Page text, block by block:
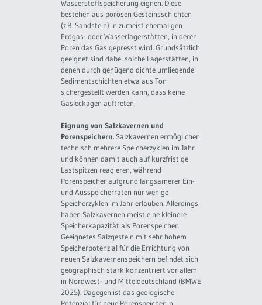
Wasserstoffspeicherung eignen. Diese
bestehen aus porösen Gesteinsschichten
(z.B. Sandstein) in zumeist ehemaligen
Erdgas- oder Wasserlagerstätten, in deren
Poren das Gas gepresst wird. Grundsätzlich
geeignet sind dabei solche Lagerstätten, in
denen durch genügend dichte umliegende
Sedimentschichten etwa aus Ton
sichergestellt werden kann, dass keine
Gasleckagen auftreten.
Eignung von Salzkavernen und
Porenspeichern.Salzkavernen ermöglichen
technisch mehrere Speicherzyklen im Jahr
und können damit auch auf kurzfristige
Lastspitzen reagieren, während
Porenspeicher aufgrund langsamerer Ein-
und Ausspeicherraten nur wenige
Speicherzyklen im Jahr erlauben. Allerdings
haben Salzkavernen meist eine kleinere
Speicherkapazität als Porenspeicher.
Geeignetes Salzgestein mit sehr hohem
Speicherpotenzial für die Errichtung von
neuen Salzkavernenspeichern befindet sich
geographisch stark konzentriert vor allem
in Nordwest- und Mitteldeutschland (BMWE
2025). Dagegen ist das geologische